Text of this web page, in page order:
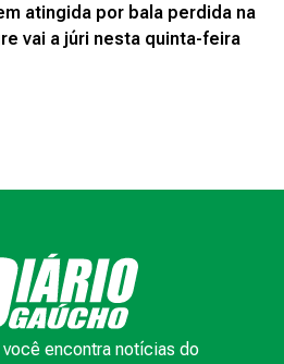
atingida por bala perdida na
vai a júri nesta quinta-feira
você encontra notícias do